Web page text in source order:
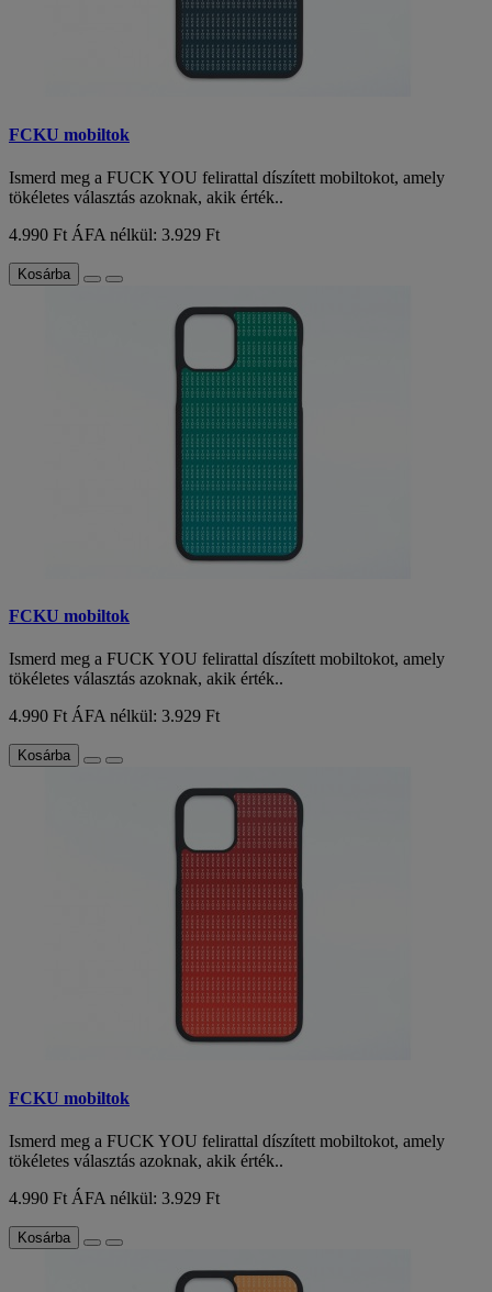
FCKU mobiltok
Ismerd meg a FUCK YOU felirattal díszített mobiltokot, amely
tökéletes választás azoknak, akik érték..
4.990 Ft ÁFA nélkül: 3.929 Ft
Kosárba
FCKU mobiltok
Ismerd meg a FUCK YOU felirattal díszített mobiltokot, amely
tökéletes választás azoknak, akik érték..
4.990 Ft ÁFA nélkül: 3.929 Ft
Kosárba
FCKU mobiltok
Ismerd meg a FUCK YOU felirattal díszített mobiltokot, amely
tökéletes választás azoknak, akik érték..
4.990 Ft ÁFA nélkül: 3.929 Ft
Kosárba